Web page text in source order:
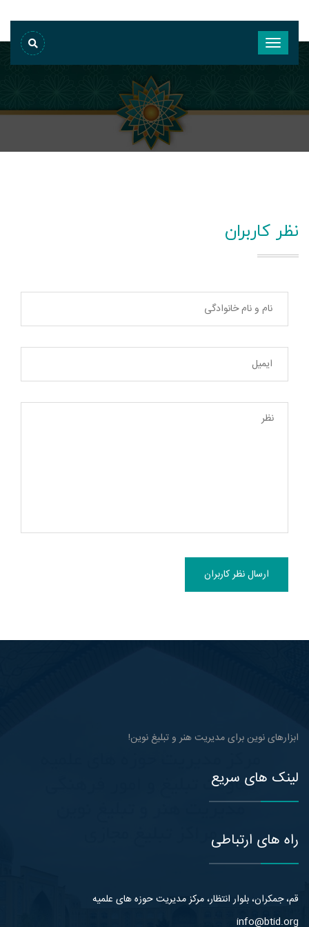
نظر کاربران
ارسال نظر کاربران
ابزارهای نوین برای مدیریت هنر و تبلیغ نوین!
لینک های سریع
راه های ارتباطی
قم، جمکران، بلوار انتظار، مرکز مدیریت حوزه های علمیه
info@btid.org